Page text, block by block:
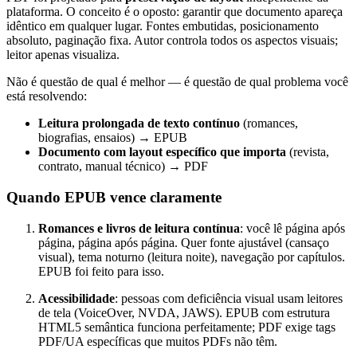
plataforma. O conceito é o oposto: garantir que documento apareça
idêntico em qualquer lugar. Fontes embutidas, posicionamento
absoluto, paginação fixa. Autor controla todos os aspectos visuais;
leitor apenas visualiza.
Não é questão de qual é melhor — é questão de qual problema você
está resolvendo:
Leitura prolongada de texto contínuo (romances,
biografias, ensaios) → EPUB
Documento com layout específico que importa (revista,
contrato, manual técnico) → PDF
Quando EPUB vence claramente
Romances e livros de leitura contínua: você lê página após
página, página após página. Quer fonte ajustável (cansaço
visual), tema noturno (leitura noite), navegação por capítulos.
EPUB foi feito para isso.
Acessibilidade: pessoas com deficiência visual usam leitores
de tela (VoiceOver, NVDA, JAWS). EPUB com estrutura
HTML5 semântica funciona perfeitamente; PDF exige tags
PDF/UA específicas que muitos PDFs não têm.